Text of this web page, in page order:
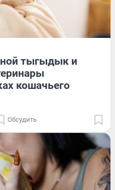
тыгыдык и
кошачьего
Обсудить